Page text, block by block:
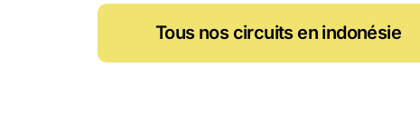
Tous nos circuits en indonésie